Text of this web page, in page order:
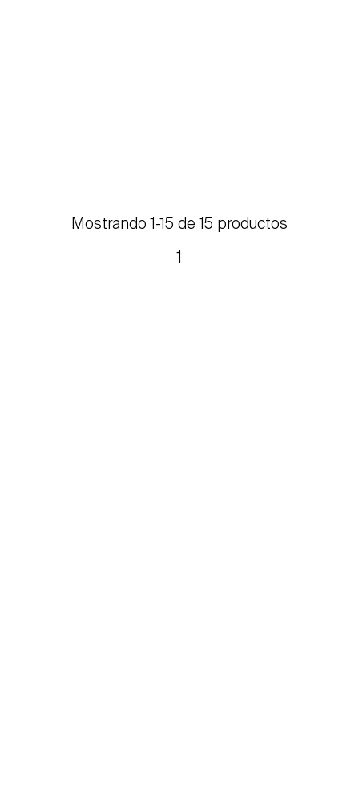
Mostrando 1-15 de 15 productos
1